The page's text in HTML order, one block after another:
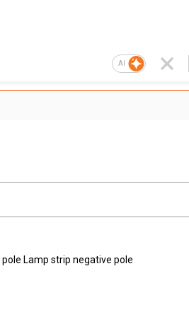
AI
Lamp strip negative pole